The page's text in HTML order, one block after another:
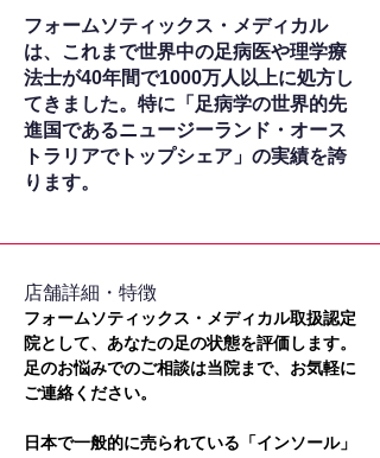
フォームソティックス・メディカル
は、これまで世界中の足病医や理学療
法士が40年間で1000万人以上に処方し
てきました。特に「足病学の世界的先
進国であるニュージーランド・オース
トラリアでトップシェア」の実績を誇
ります。
​店舗詳細・特徴
フォームソティックス・メディカル取扱認定
院として、あなたの足の状態を評価します。
足のお悩みでのご相談は当院まで、お気軽に
ご連絡ください。
日本で一般的に売られている「インソール」